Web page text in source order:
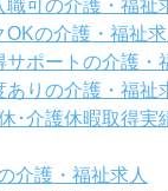
可の介護・福祉
の介護・福祉求
ポートの介護・
りの介護・福祉
･介護休暇取得実
介護・福祉求人